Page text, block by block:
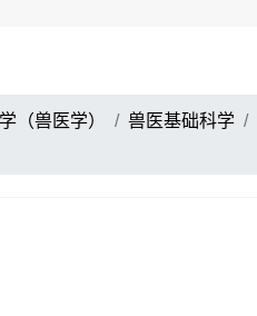
（兽医学） 兽医基础科学